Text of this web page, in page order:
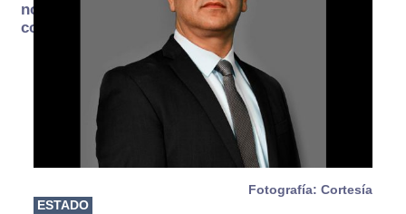
no se
consume
Fotografía: Cortesía
ESTADO